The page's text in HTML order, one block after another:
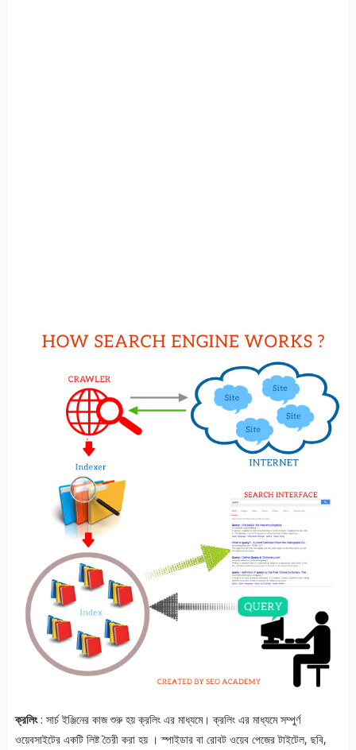
ক্রলিং : সার্চ ইঞ্জিনের কাজ শুরু হয় ক্রলিং এর মাধ্যমে। ক্রলিং এর মাধ্যমে সম্পুর্ণ
ওয়েবসাইটের একটি লিষ্ট তৈরী করা হয় । স্পাইডার বা রোবট ওয়েব পেজের টাইটেল, ছবি,